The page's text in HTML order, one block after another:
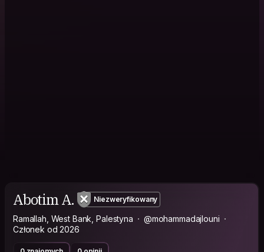
Abotim A. Niezweryfikowany
Ramallah, West Bank, Palestyna
@mohammadajlouni
Członek od 2026